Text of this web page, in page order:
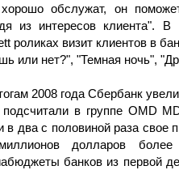
обслужат, он
из интересов клиента". В
роликах визит клиентов в
или нет?", "Темная ночь",
2008 года Сбербанк
в группе OMD
в два с половиной раза свое
долларов
банков из первой